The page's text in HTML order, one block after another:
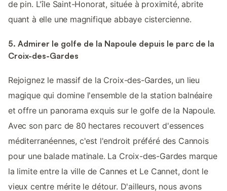
de pin. L'île Saint-Honorat, située à proximité, abrite
quant à elle une magnifique abbaye cistercienne.
5. Admirer le golfe de la Napoule depuis le parc de la
Croix-des-Gardes
Rejoignez le massif de la Croix-des-Gardes, un lieu
magique qui domine l'ensemble de la station balnéaire
et offre un panorama exquis sur le golfe de la Napoule.
Avec son parc de 80 hectares recouvert d'essences
méditerranéennes, c'est l'endroit préféré des Cannois
pour une balade matinale. La Croix-des-Gardes marque
la limite entre la ville de Cannes et Le Cannet, dont le
vieux centre mérite le détour. D'ailleurs, nous avons